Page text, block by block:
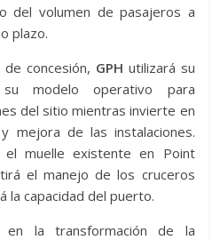
del volumen de pasajeros a
plazo.
concesión, GPH utilizará su
modelo operativo para
del sitio mientras invierte en
mejora de las instalaciones.
el muelle existente en Point
el manejo de los cruceros
la capacidad del puerto.
en la transformación de la